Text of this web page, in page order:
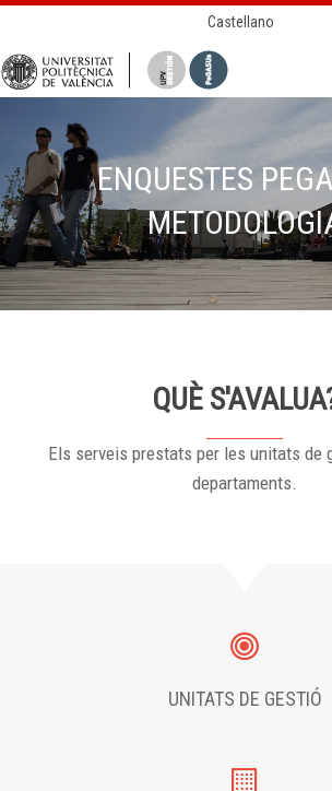
Castellano
ENQUESTES
QUÈ
Els serveis prestats per les unitats de
departaments.
UNITATS DE GESTIÓ